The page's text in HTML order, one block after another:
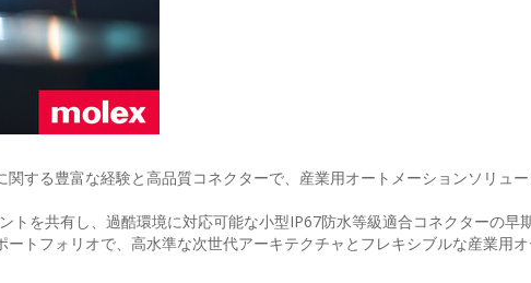
する豊富な経験と高品質コネクターで、産業用オートメーションソリュ
トを共有し、過酷環境に対応可能な小型IP67防水等級適合コネクターの早
トフォリオで、高水準な次世代アーキテクチャとフレキシブルな産業用